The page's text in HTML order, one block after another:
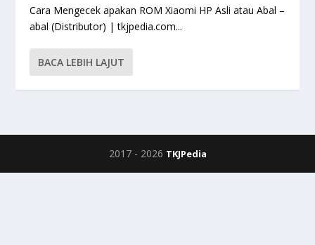
Cara Mengecek apakan ROM Xiaomi HP Asli atau Abal –
abal (Distributor) | tkjpedia.com...
BACA LEBIH LAJUT
2017 - 2026 TKJPedia